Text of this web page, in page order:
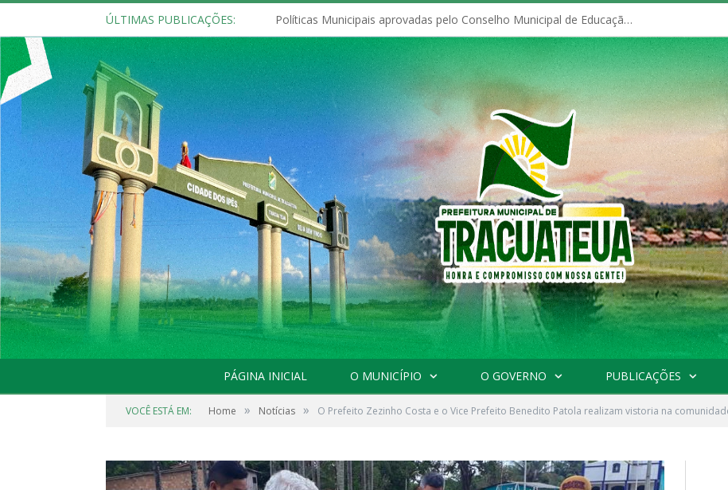
ÚLTIMAS PUBLICAÇÕES: Políticas Municipais aprovadas pelo Conselho Municipal de Educação (CME)
PÁGINA INICIAL O MUNICÍPIO O GOVERNO PUBLICAÇÕES
VOCÊ ESTÁ EM: Home » Notícias » O Prefeito Zezinho Costa e o Vice Prefeito Benedito Patola realizam vistoria na